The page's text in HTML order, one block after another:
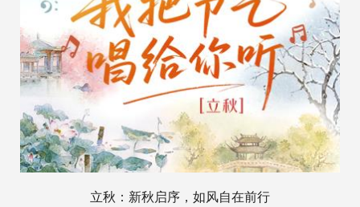
立秋：新秋启序，如风自在前行